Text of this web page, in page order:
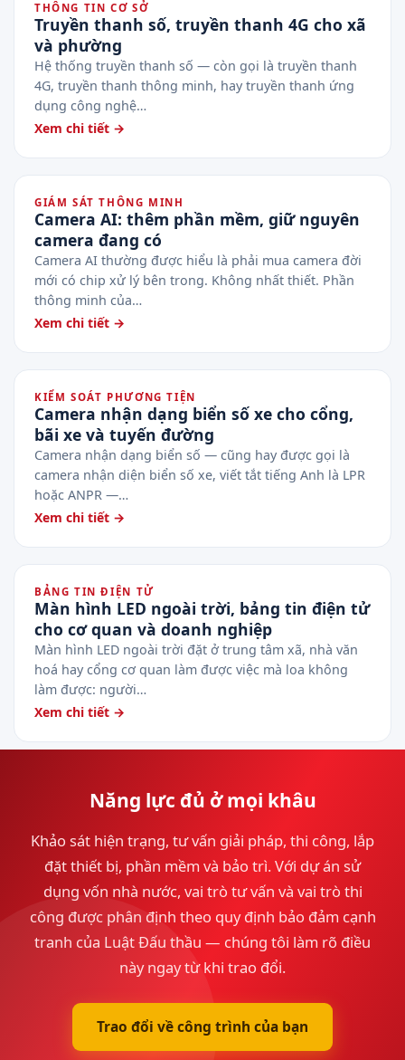
THÔNG TIN CƠ SỞ
Truyền thanh số, truyền thanh 4G cho xã
và phường
Hệ thống truyền thanh số — còn gọi là truyền thanh
4G, truyền thanh thông minh, hay truyền thanh ứng
dụng công nghệ…
Xem chi tiết →
GIÁM SÁT THÔNG MINH
Camera AI: thêm phần mềm, giữ nguyên
camera đang có
Camera AI thường được hiểu là phải mua camera đời
mới có chip xử lý bên trong. Không nhất thiết. Phần
thông minh của…
Xem chi tiết →
KIỂM SOÁT PHƯƠNG TIỆN
Camera nhận dạng biển số xe cho cổng,
bãi xe và tuyến đường
Camera nhận dạng biển số — cũng hay được gọi là
camera nhận diện biển số xe, viết tắt tiếng Anh là LPR
hoặc ANPR —…
Xem chi tiết →
BẢNG TIN ĐIỆN TỬ
Màn hình LED ngoài trời, bảng tin điện tử
cho cơ quan và doanh nghiệp
Màn hình LED ngoài trời đặt ở trung tâm xã, nhà văn
hoá hay cổng cơ quan làm được việc mà loa không
làm được: người…
Xem chi tiết →
Năng lực đủ ở mọi khâu
Khảo sát hiện trạng, tư vấn giải pháp, thi công, lắp
đặt thiết bị, phần mềm và bảo trì. Với dự án sử
dụng vốn nhà nước, vai trò tư vấn và vai trò thi
công được phân định theo quy định bảo đảm cạnh
tranh của Luật Đấu thầu — chúng tôi làm rõ điều
này ngay từ khi trao đổi.
Trao đổi về công trình của bạn